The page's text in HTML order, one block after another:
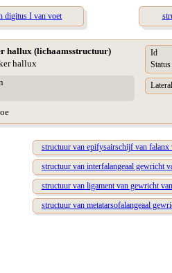
digitus I van voet
hallux (lichaamsstructuur)
hallux
Id
Status
structuur van epifysairschijf van
structuur van interfalangeaal gewricht
structuur van ligament van gewricht
structuur van metatarsofalangeaal